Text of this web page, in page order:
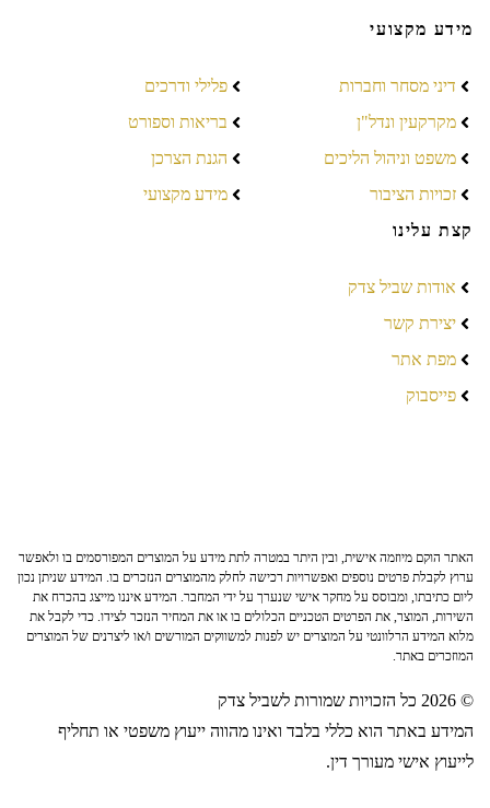
מידע מקצועי
דיני מסחר וחברות
מקרקעין ונדל"ן
משפט וניהול הליכים
זכויות הציבור
פלילי ודרכים
בריאות וספורט
הגנת הצרכן
מידע מקצועי
קצת עלינו
אודות שביל צדק
יצירת קשר
מפת אתר
פייסבוק
האתר הוקם מיוזמה אישית, ובין היתר במטרה לתת מידע על המוצרים המפורסמים בו ולאפשר
ערוץ לקבלת פרטים נוספים ואפשרויות רכישה לחלק מהמוצרים הנזכרים בו. המידע שניתן נכון
ליום כתיבתו, ומבוסס על מחקר אישי שנערך על ידי המחבר. המידע איננו מייצג בהכרח את
השירות, המוצר, את הפרטים הטכניים הכלולים בו או את המחיר הנזכר לצידו. כדי לקבל את
מלוא המידע הרלוונטי על המוצרים יש לפנות למשווקים המורשים ו/או ליצרנים של המוצרים
המוזכרים באתר.
© 2026 כל הזכויות שמורות לשביל צדק
המידע באתר הוא כללי בלבד ואינו מהווה ייעוץ משפטי או תחליף
לייעוץ אישי מעורך דין.